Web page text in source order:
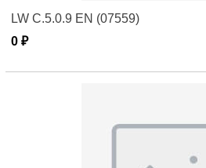
LW C.5.0.9 EN (07559)
0 ₽